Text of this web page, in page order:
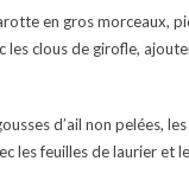
en gros morceaux,
les clous de girofle,
d’ail non pelées,
les feuilles de laurier et